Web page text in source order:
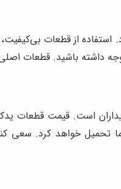
از قطعات
داشته باشید. قطعات
است. قیمت قطعات
تحمیل خواهد کرد. سعی